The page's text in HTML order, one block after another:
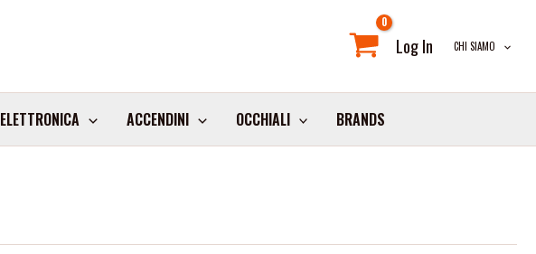
Log In CHI SIAMO
ELETTRONICA ACCENDINI OCCHIALI BRANDS